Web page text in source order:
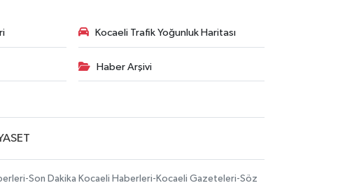
Kocaeli Trafik Yoğunluk Haritası
Haber Arşivi
Son Dakika Kocaeli Haberleri-Kocaeli Gazeteleri-Söz